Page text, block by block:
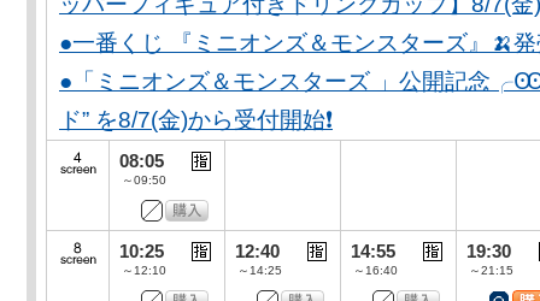
●一番くじ 『ミニオンズ＆モンスターズ』🍌
●「ミニオンズ＆モンスターズ 」公開記念
ド” を8/7(金)から受付開始❗️
08:05
～09:50
10:25
～12:10
12:40
～14:25
14:55
～16:40
19:30
～21:15